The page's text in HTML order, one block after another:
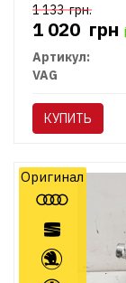
1 133грн.
1 020 грн
Артикул:
VAG
КУПИТЬ
Оригинал